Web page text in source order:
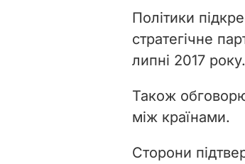
Політики
стратегічне
липні 2017 року.
Також
між країнами.
Сторони